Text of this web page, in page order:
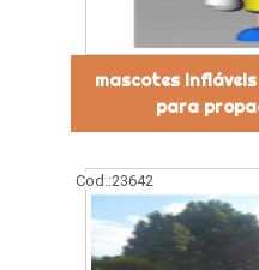
mascotes
para
Cod.:23642